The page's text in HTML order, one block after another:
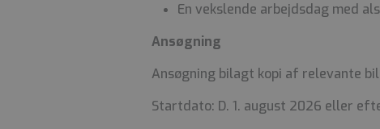
En vekslende arbejdsdag med
Ansøgning
Ansøgning bilagt kopi af relevante
Startdato: D. 1. august 2026 eller